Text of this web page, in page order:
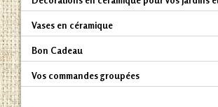
Vases en céramique
Bon Cadeau
Vos commandes groupées